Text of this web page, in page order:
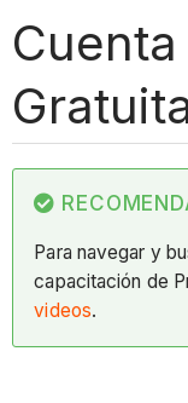
Para navegar y
capacitación de
videos.